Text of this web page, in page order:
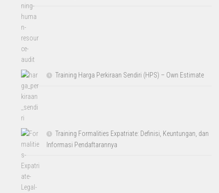
Training Harga Perkiraan Sendiri (HPS) – Own Estimate
Training Formalities Expatriate: Definisi, Keuntungan, dan
Informasi Pendaftarannya